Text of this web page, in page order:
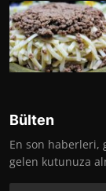
Bülten
En son haberleri,
gelen kutunuza